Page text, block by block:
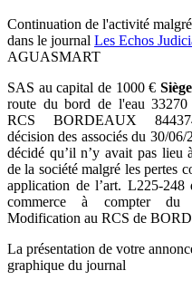
Continuation de l'activité
dans le journal Les Echos
AGUASMART
SAS au capital de 1000 €
route du bord de l'eau
RCS BORDEAUX
décision des associés du 30/06/
décidé qu’il n’y avait pas lieu
de la société malgré les pertes
application de l’art. L225-248
commerce à compter du
Modification au RCS de
La présentation de votre
graphique du journal